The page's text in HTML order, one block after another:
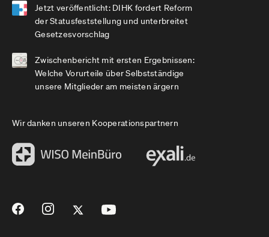
Jetzt veröffentlicht: DIHK fordert Reform
der Statusfeststellung und unterbreitet
Gesetzesvorschlag
Zwischenbericht mit ersten Ergebnissen:
Welche Vorurteile über Selbstständige
unsere Mitglieder am meisten ärgern
Wir danken unseren Kooperationspartnern